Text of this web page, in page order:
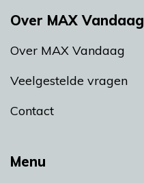
Menu
Over MAX Vandaag
Over MAX Vandaag
Veelgestelde vragen
Contact